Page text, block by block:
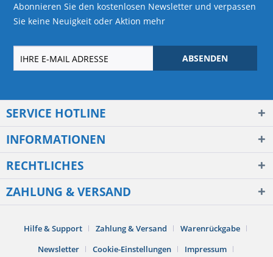
Abonnieren Sie den kostenlosen Newsletter und verpassen
Sie keine Neuigkeit oder Aktion mehr
ABSENDEN
SERVICE HOTLINE
INFORMATIONEN
RECHTLICHES
ZAHLUNG & VERSAND
Hilfe & Support Zahlung & Versand
Warenrückgabe
Newsletter
Cookie-Einstellungen Impressum